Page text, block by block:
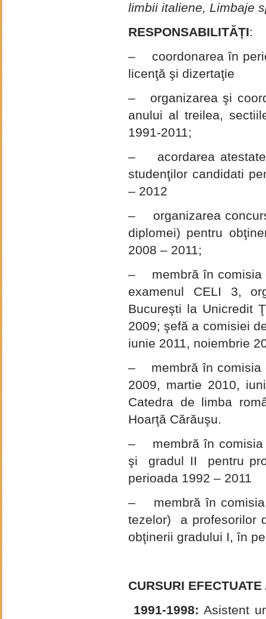
limbii italiene, Limbaje
RESPONSABILITĂȚI:
– coordonarea în
licenţă şi dizertaţie
– organizarea şi
anului al treilea,
1991-2011;
– acordarea
studenţilor candidati
– 2012
– organizarea
diplomei) pentru
2008 – 2011;
– membră în comisia
examenul CELI 3,
Bucureşti la Unicredit
2009; şefă a comisiei
iunie 2011, noiembrie
– membră în comisia
2009, martie 2010,
Catedra de limba
Hoarţă Cărăuşu.
– membră în comisia
şi gradul II pentru
perioada 1992 – 2011
– membră în comisia
tezelor) a profesorilor
obţinerii gradului I, în
CURSURI
1991-1998:Asistent